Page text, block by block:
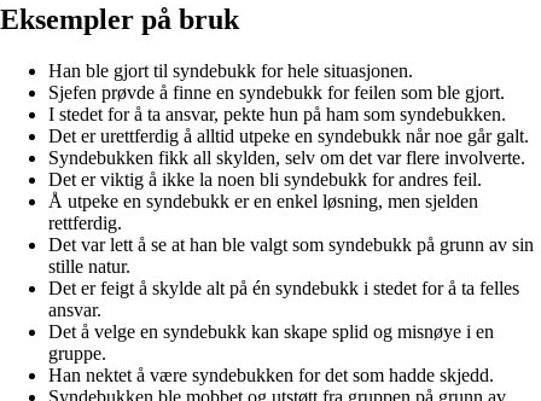
Eksempler på bruk
Han ble gjort til syndebukk for hele situasjonen.
Sjefen prøvde å finne en syndebukk for feilen som ble gjort.
I stedet for å ta ansvar, pekte hun på ham som syndebukken.
Det er urettferdig å alltid utpeke en syndebukk når noe går galt.
Syndebukken fikk all skylden, selv om det var flere involverte.
Det er viktig å ikke la noen bli syndebukk for andres feil.
Å utpeke en syndebukk er en enkel løsning, men sjelden
rettferdig.
Det var lett å se at han ble valgt som syndebukk på grunn av sin
stille natur.
Det er feigt å skylde alt på én syndebukk i stedet for å ta felles
ansvar.
Det å velge en syndebukk kan skape splid og misnøye i en
gruppe.
Han nektet å være syndebukken for det som hadde skjedd.
Syndebukken ble mobbet og utstøtt fra gruppen på grunn av